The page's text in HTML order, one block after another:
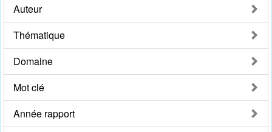
Auteur
Thématique
Domaine
Mot clé
Année rapport